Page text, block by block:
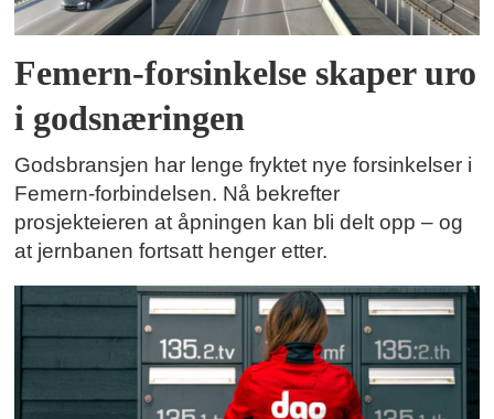
Femern-forsinkelse skaper uro
i godsnæringen
Godsbransjen har lenge fryktet nye forsinkelser i
Femern-forbindelsen. Nå bekrefter
prosjekteieren at åpningen kan bli delt opp – og
at jernbanen fortsatt henger etter.